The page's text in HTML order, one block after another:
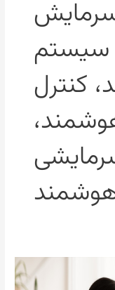
سیستم
کنترل